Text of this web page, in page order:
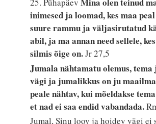
25. Pühapäev
inimesed ja loomad, kes maa
suure rammu ja väljasirutatud
abil, ja ma annan need sellele,
silmis õige on.Jr 27,5
Jumala nähtamatu olemus, tema
vägi ja jumalikkus on ju
peale nähtav, kui mõeldakse
et nad ei saa endid vabandada.
Jumal, Sinu loov ja hoidev vägi ei